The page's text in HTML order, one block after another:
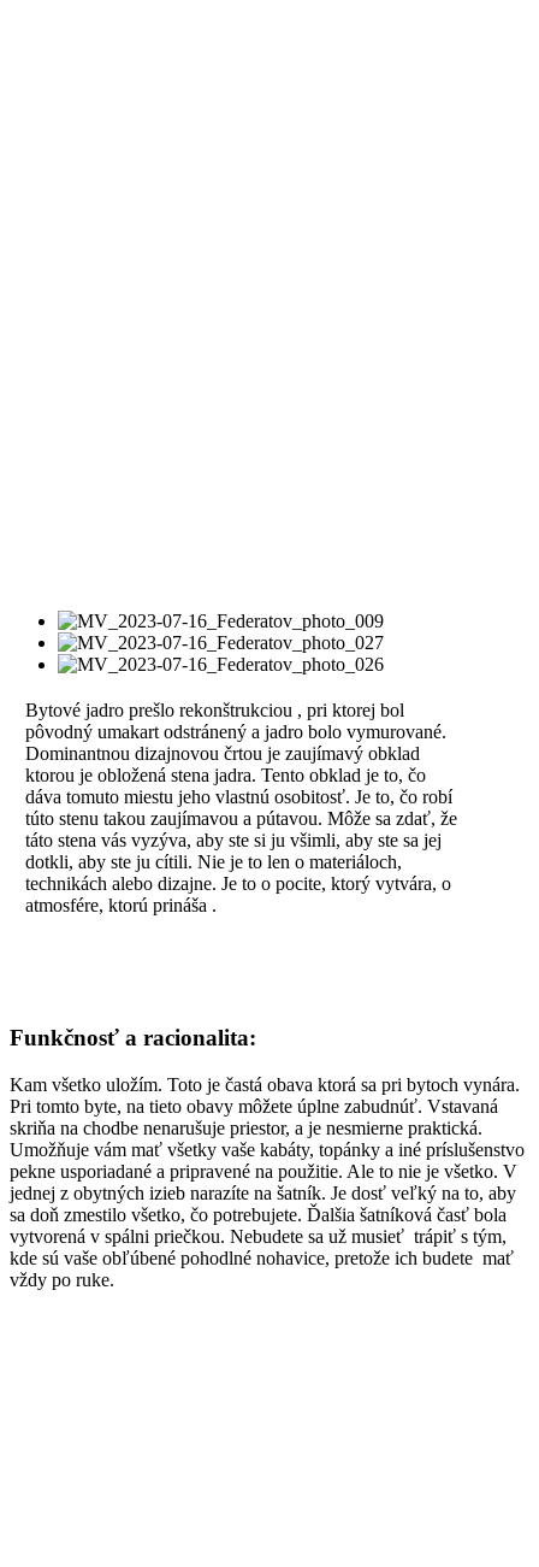
Bytové jadro prešlo rekonštrukciou , pri ktorej bol
pôvodný umakart odstránený a jadro bolo vymurované.
Dominantnou dizajnovou črtou je zaujímavý obklad
ktorou je obložená stena jadra. Tento obklad je to, čo
dáva tomuto miestu jeho vlastnú osobitosť. Je to, čo robí
túto stenu takou zaujímavou a pútavou. Môže sa zdať, že
táto stena vás vyzýva, aby ste si ju všimli, aby ste sa jej
dotkli, aby ste ju cítili. Nie je to len o materiáloch,
technikách alebo dizajne. Je to o pocite, ktorý vytvára, o
atmosfére, ktorú prináša .
Funkčnosť a racionalita:
Kam všetko uložím. Toto je častá obava ktorá sa pri bytoch vynára.
Pri tomto byte, na tieto obavy môžete úplne zabudnúť. Vstavaná
skriňa na chodbe nenarušuje priestor, a je nesmierne praktická.
Umožňuje vám mať všetky vaše kabáty, topánky a iné príslušenstvo
pekne usporiadané a pripravené na použitie. Ale to nie je všetko. V
jednej z obytných izieb narazíte na šatník. Je dosť veľký na to, aby
sa doň zmestilo všetko, čo potrebujete. Ďalšia šatníková časť bola
vytvorená v spálni priečkou. Nebudete sa už musieť trápiť s tým,
kde sú vaše obľúbené pohodlné nohavice, pretože ich budete mať
vždy po ruke.